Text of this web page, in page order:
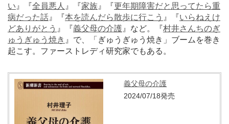
い 』『全員悪人 』『家族 』『更年期障害だと思ってたら重
病だった話 』『本を読んだら散歩に行こう 』『いらねえけ
どありがとう 』『義父母の介護 』など。『村井さんちのぎ
ゅうぎゅう焼き 』で、「ぎゅうぎゅう焼き」ブームを巻き
起こす。ファーストレディ研究家でもある。
義父母の介護
2024/07/18発売